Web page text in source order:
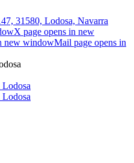
31580, Lodosa, Navarra
X page opens in new
new windowMail page opens in